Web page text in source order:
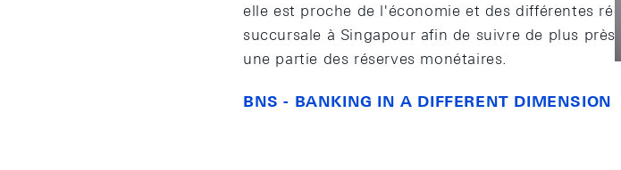
elle est proche de l'économie et des différentes
succursale à Singapour afin de suivre de plus
une partie des réserves monétaires.
BNS - BANKING IN A DIFFERENT DIMENSION